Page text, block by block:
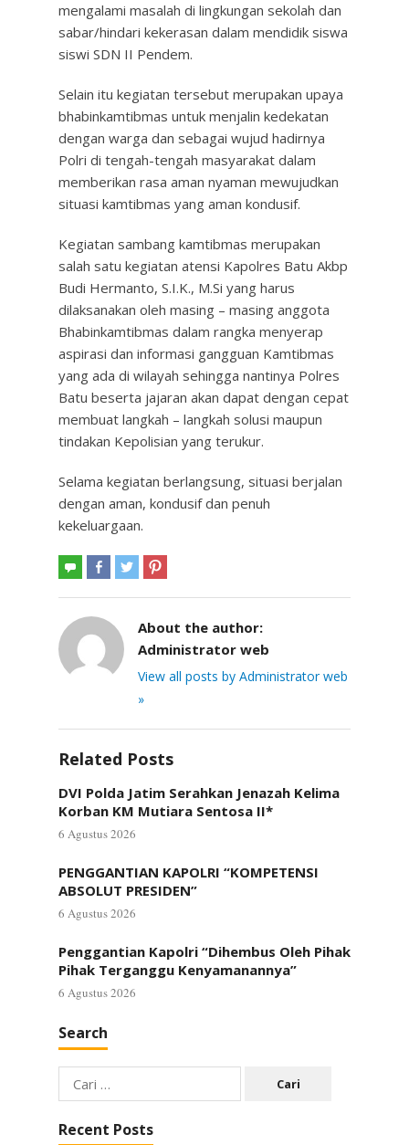
mengalami masalah di lingkungan sekolah dan
sabar/hindari kekerasan dalam mendidik siswa
siswi SDN II Pendem.
Selain itu kegiatan tersebut merupakan upaya
bhabinkamtibmas untuk menjalin kedekatan
dengan warga dan sebagai wujud hadirnya
Polri di tengah-tengah masyarakat dalam
memberikan rasa aman nyaman mewujudkan
situasi kamtibmas yang aman kondusif.
Kegiatan sambang kamtibmas merupakan
salah satu kegiatan atensi Kapolres Batu Akbp
Budi Hermanto, S.I.K., M.Si yang harus
dilaksanakan oleh masing – masing anggota
Bhabinkamtibmas dalam rangka menyerap
aspirasi dan informasi gangguan Kamtibmas
yang ada di wilayah sehingga nantinya Polres
Batu beserta jajaran akan dapat dengan cepat
membuat langkah – langkah solusi maupun
tindakan Kepolisian yang terukur.
Selama kegiatan berlangsung, situasi berjalan
dengan aman, kondusif dan penuh
kekeluargaan.
About the author:
Administrator web
View all posts by Administrator web
»
Related Posts
DVI Polda Jatim Serahkan Jenazah Kelima
Korban KM Mutiara Sentosa II*
6 Agustus 2026
PENGGANTIAN KAPOLRI “KOMPETENSI
ABSOLUT PRESIDEN”
6 Agustus 2026
Penggantian Kapolri “Dihembus Oleh Pihak
Pihak Terganggu Kenyamanannya”
6 Agustus 2026
Search
Cari
untuk:
Recent Posts